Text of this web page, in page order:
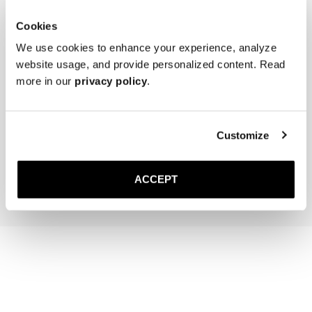
Cookies
We use cookies to enhance your experience, analyze
website usage, and provide personalized content. Read
more in our privacy policy.
Customize
ACCEPT
Braunes Grain-Leder
140 EUR